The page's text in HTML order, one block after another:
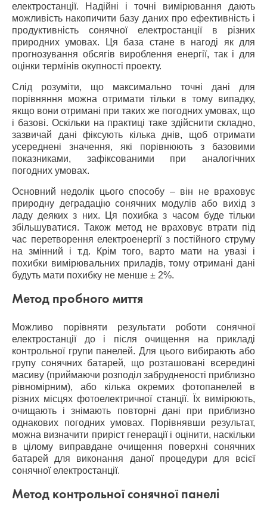
електростанції. Надійні і точні вимірювання дають
можливість накопичити базу даних про ефективність і
продуктивність сонячної електростанції в різних
природних умовах. Ця база стане в нагоді як для
прогнозування обсягів вироблення енергії, так і для
оцінки термінів окупності проекту.
Слід розуміти, що максимально точні дані для
порівняння можна отримати тільки в тому випадку,
якщо вони отримані при таких же погодних умовах, що
і базові. Оскільки на практиці таке здійснити складно,
зазвичай дані фіксують кілька днів, щоб отримати
усереднені значення, які порівнюють з базовими
показниками, зафіксованими при аналогічних
погодних умовах.
Основний недолік цього способу – він не враховує
природну деградацію сонячних модулів або вихід з
ладу деяких з них. Ця похибка з часом буде тільки
збільшуватися. Також метод не враховує втрати під
час перетворення електроенергії з постійного струму
на змінний і т.д. Крім того, варто мати на увазі і
похибки вимірювальних приладів, тому отримані дані
будуть мати похибку не менше ± 2%.
Метод пробного миття
Можливо порівняти результати роботи сонячної
електростанції до і після очищення на прикладі
контрольної групи панелей. Для цього вибирають або
групу сонячних батарей, що розташовані всередині
масиву (приймаючи розподіл забрудненості приблизно
рівномірним), або кілька окремих фотопанелей в
різних місцях фотоелектричної станції. Їх вимірюють,
очищають і знімають повторні дані при приблизно
однакових погодних умовах. Порівнявши результат,
можна визначити приріст генерації і оцінити, наскільки
в цілому виправдане очищення поверхні сонячних
батарей для виконання даної процедури для всієї
сонячної електростанції.
Метод контрольної сонячної панелі